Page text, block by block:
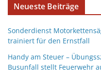
Neueste Beiträge
Sonderdienst
trainiert für den Ernstfall
Handy am Steuer –
Busunfall stellt Feuerwehr